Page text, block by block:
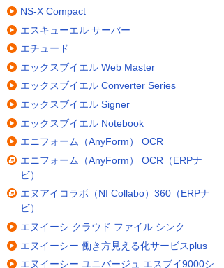
NS-X Compact
エスキューエル サーバー
エチュード
エックスブイエル Web Master
エックスブイエル Converter Series
エックスブイエル Signer
エックスブイエル Notebook
エニフォーム（AnyForm） OCR
エニフォーム（AnyForm） OCR（ERPナ
ビ）
エヌアイコラボ（NI Collabo）360（ERPナ
ビ）
エヌイーシ クラウド ファイル シンク
エヌイーシー 働き方見える化サービスplus
エヌイーシー ユニバージュ エスブイ9000シ